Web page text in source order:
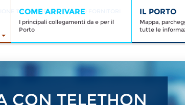
TRASPARENTE ALBO FORNITORI
COME ARRIVARE
I principali collegamenti da e per il
Porto
IL PORTO
Mappa,
tutte le
CON TELETHON